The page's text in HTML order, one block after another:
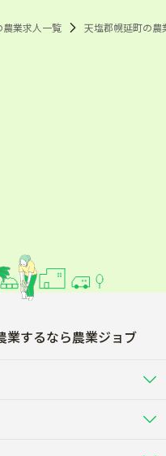
農業求人一覧 天塩郡幌延町の農
業するなら農業ジョブ